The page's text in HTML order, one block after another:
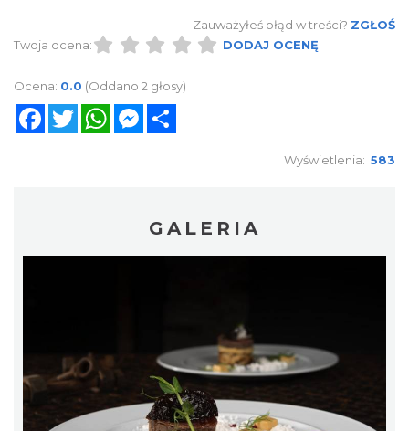
Zauważyłeś błąd w treści? ZGŁOŚ
Twoja ocena:
DODAJ OCENĘ
Ocena: 0.0 (Oddano 2 głosy)
FacebookTwitterWhatsAppMessenger
Wyświetlenia: 583
GALERIA